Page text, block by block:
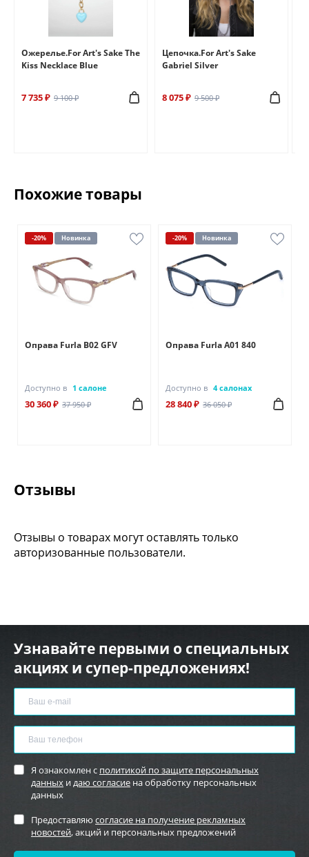
Ожерелье.For Art's Sake The
Kiss Necklace Blue
7 735 ₽ 9 100 ₽
Цепочка.For Art's Sake
Gabriel Silver
8 075 ₽ 9 500 ₽
Похожие товары
-20% Новинка
Оправа Furla B02 GFV
Доступно в 1 салоне
30 360 ₽ 37 950 ₽
-20% Новинка
Оправа Furla A01 840
Доступно в 4 салонах
28 840 ₽ 36 050 ₽
Отзывы
Отзывы о товарах могут оставлять только
авторизованные пользователи.
Узнавайте первыми о специальных
акциях и супер-предложениях!
Я ознакомлен с политикой по защите персональных
данных идаю согласие на обработку персональных
данных
Предоставляю согласие на получение рекламных
новостей, акций и персональных предложений